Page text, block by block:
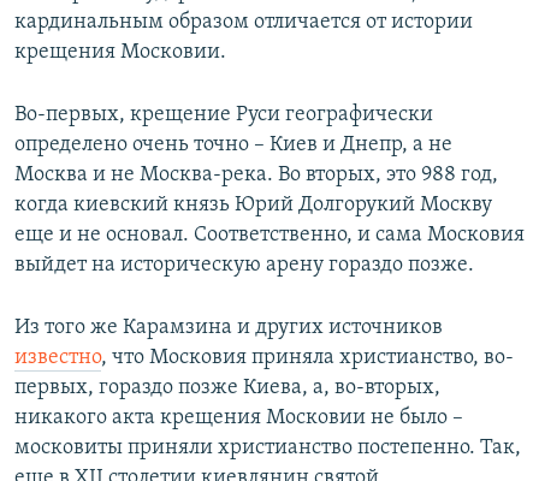
кардинальным образом отличается от истории
крещения Московии.
Во-первых, крещение Руси географически
определено очень точно – Киев и Днепр, а не
Москва и не Москва-река. Во вторых, это 988 год,
когда киевский князь Юрий Долгорукий Москву
еще и не основал. Соответственно, и сама Московия
выйдет на историческую арену гораздо позже.
Из того же Карамзина и других источников
известно, что Московия приняла христианство, во-
первых, гораздо позже Киева, а, во-вторых,
никакого акта крещения Московии не было –
московиты приняли христианство постепенно. Так,